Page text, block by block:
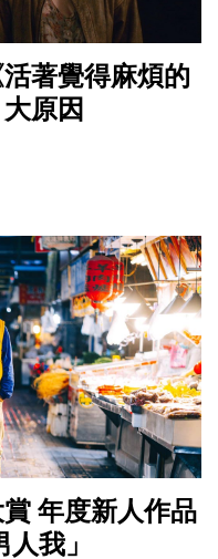
著覺得麻煩的
原因
賞 年度新人作品
我」